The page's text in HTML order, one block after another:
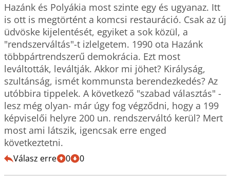
Hazánk és Polyákia most szinte egy és ugyanaz. Itt
is ott is megtörtént a komcsi restauráció. Csak az új
üdvöske kijelentését, egyiket a sok közül, a
"rendszerváltás"-t izlelgetem. 1990 ota Hazánk
többpártrendszerű demokrácia. Ezt most
leváltották, leváltják. Akkor mi jöhet? Királyság,
szultánság, ismét kommunsta berendezkedés? Az
utóbbira tippelek. A következő "szabad választás" -
lesz még olyan- már úgy fog végződni, hogy a 199
képviselői helyre 200 un. rendszerváltó kerül? Mert
most ami látszik, igencsak erre enged
következtetni.
Válasz erre 0 0